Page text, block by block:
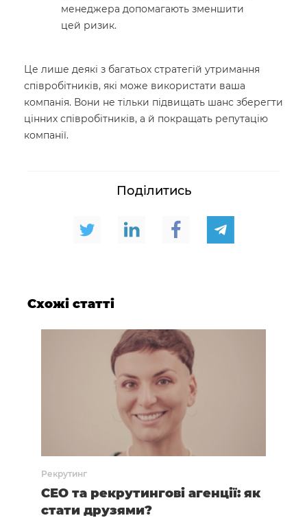
менеджера допомагають зменшити
цей ризик.
Це лише деякі з багатьох стратегій утримання
співробітників, які може використати ваша
компанія. Вони не тільки підвищать шанс зберегти
цінних співробітників, а й покращать репутацію
компанії.
Поділитись
Схожі статті
Рекрутинг
СЕО та рекрутингові агенції: як
стати друзями?